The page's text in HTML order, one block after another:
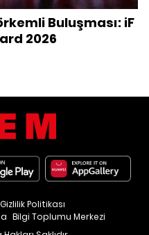
Buluşması: iF
2026
Bilgi Toplumu Merkezi
Gizlilik Politikası